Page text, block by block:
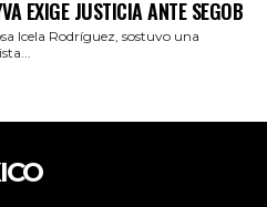
EXIGE JUSTICIA ANTE SEGOB
Icela Rodríguez, sostuvo una